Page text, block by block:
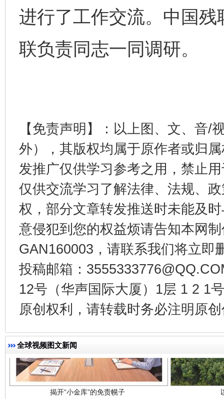
进行了工作交流。中国
联负责同志一同调研。
【免责声明】：以上图、文、音/
外），其版权均属于原作者或归
发推广仅供学习参考之用，禁止
仅供交流学习了解法律、法规、
权，部分文章转发推送时未能及
意侵犯到您的权益烦请告知本网
GAN160003，请联系我们将立即
投稿邮箱：
12号（华声国际大厦）1层 1 2 1
原创权利，请转载时务必注明原
全球视频图文新闻
揭开“小金库”的免责幌子